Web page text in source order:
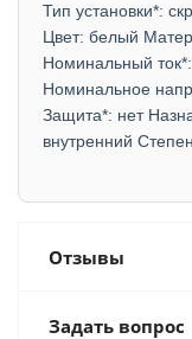
Тип установки*:
Цвет: белый
Номинальный
Номинальное
Защита*: нет
внутренний
Отзывы
Задать вопрос